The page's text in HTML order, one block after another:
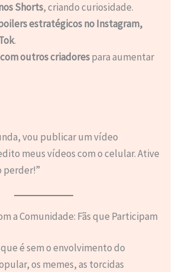
Shorts, criando curiosidade.
estratégicos no Instagram,
.
outros criadorespara aumentar
vou publicar um vídeo
meus vídeos com o celular. Ative
perder!”
a Comunidade: Fãs que Participam
que é sem o envolvimento do
os memes, as torcidas